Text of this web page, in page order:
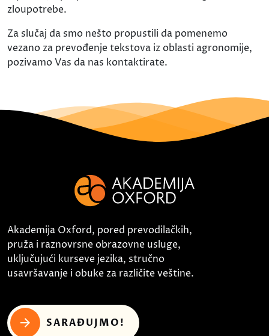
zloupotrebe.
Za slučaj da smo nešto propustili da pomenemo
vezano za prevođenje tekstova iz oblasti agronomije,
pozivamo Vas da nas kontaktirate.
Akademija Oxford, pored prevodilačkih,
pruža i raznovrsne obrazovne usluge,
uključujući kurseve jezika, stručno
usavršavanje i obuke za različite veštine.
SARAĐUJMO!